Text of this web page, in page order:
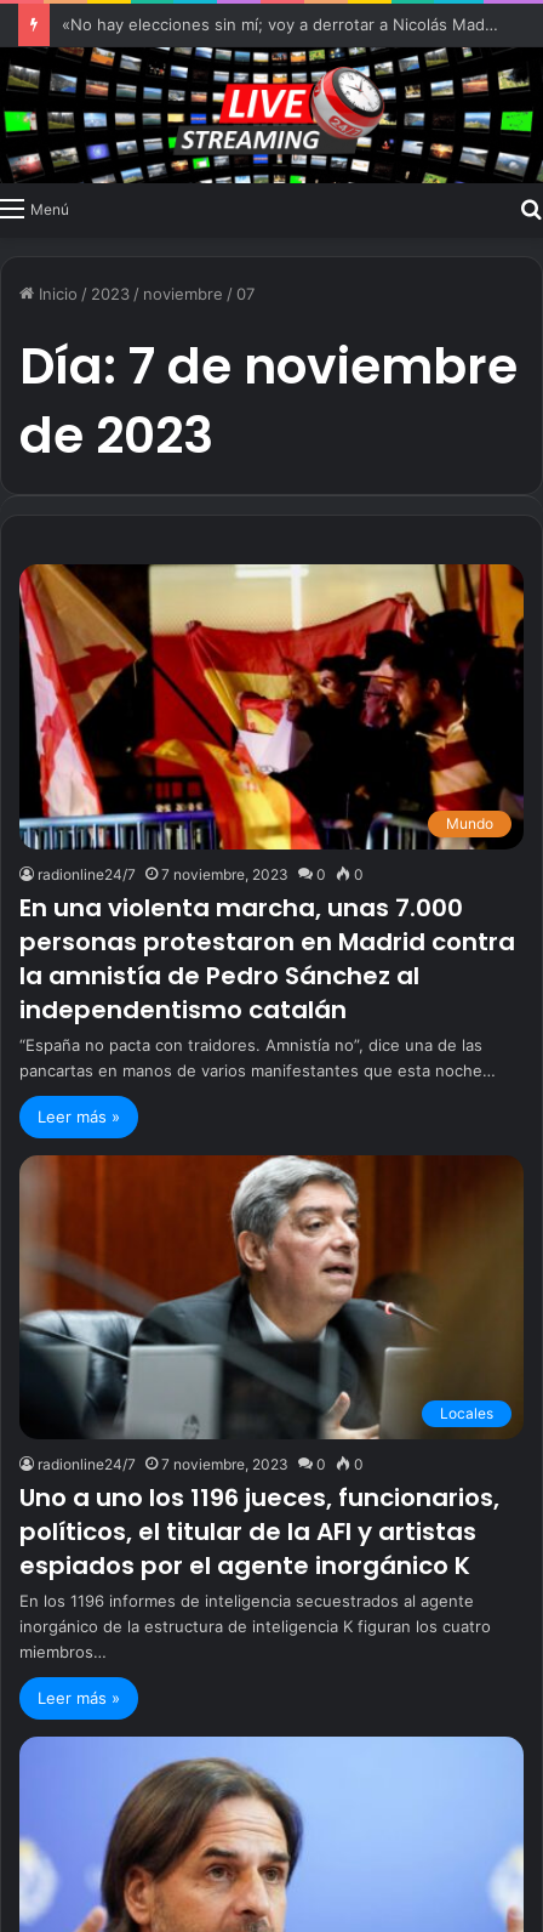
«No hay elecciones sin mí; voy a derrotar a Nicolás Maduro»
Menú
Inicio / 2023 / noviembre /07
Día: 7 de noviembre
de 2023
Mundo
radionline24/7 7 noviembre, 2023 0 0
En una violenta marcha, unas 7.000
personas protestaron en Madrid contra
la amnistía de Pedro Sánchez al
independentismo catalán
“España no pacta con traidores. Amnistía no”, dice una de las
pancartas en manos de varios manifestantes que esta noche…
Leer más »
Locales
radionline24/7 7 noviembre, 2023 0 0
Uno a uno los 1196 jueces, funcionarios,
políticos, el titular de la AFI y artistas
espiados por el agente inorgánico K
En los 1196 informes de inteligencia secuestrados al agente
inorgánico de la estructura de inteligencia K figuran los cuatro
miembros…
Leer más »